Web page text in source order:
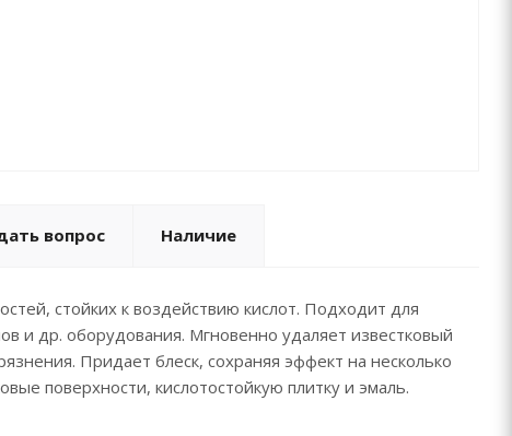
вопрос Наличие
стойких к воздействию кислот. Подходит для
и др. оборудования. Мгновенно удаляет известковый
Придает блеск, сохраняя эффект на несколько
поверхности, кислотостойкую плитку и эмаль.